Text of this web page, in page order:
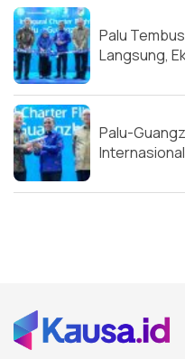
Palu
Langsung,
Palu-